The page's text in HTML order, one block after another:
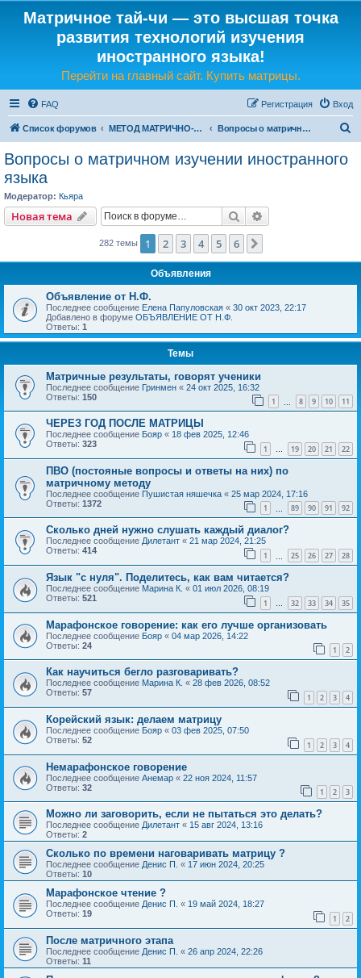
Матричное тай-чи — это высшая точка
развития технологий изучения
иностранного языка!
Перейти на главный сайт. Купить матрицы.
FAQ Вход
Регистрация
Список форумов МЕТОД МАТРИЧНО-ЯЗЫКОВОГО ТАЙ-ЧИ Вопросы о матричном изучении иностранного языка
Вопросы о матричном изучении иностранного
языка
Модератор: Кьяра
Новая тема Поиск
282 темы 1 2 3 4 5 6
Объявления
Объявление от Н.Ф.
Последнее сообщение Елена Папуловская « 30 окт 2023, 22:17
Добавлено в форуме ОБЪЯВЛЕНИЕ ОТ Н.Ф.
Ответы: 1
Темы
Матричные результаты, говорят ученики
Последнее сообщение Гринмен « 24 окт 2025, 16:32
Ответы: 150 1 8 9 10 11
ЧЕРЕЗ ГОД ПОСЛЕ МАТРИЦЫ
Последнее сообщение Бояр « 18 фев 2025, 12:46
Ответы: 323 1 … 19 20 21 22
ПВО (постояные вопросы и ответы на них) по
матричному методу
Последнее сообщение Пушистая няшечка « 25 мар 2024, 17:16
Ответы: 1372 1 89 90 91 92
Сколько дней нужно слушать каждый диалог?
Последнее сообщение Дилетант « 21 мар 2024, 21:25
Ответы: 414 1 25 26 27 28
Язык "с нуля". Поделитесь, как вам читается?
Последнее сообщение Марина К. « 01 июл 2026, 08:19
Ответы: 521 1 … 32 33 34 35
Марафонское говорение: как его лучше организовать
Последнее сообщение Бояр « 04 мар 2026, 14:22
Ответы: 24 1 2
Как научиться бегло разговаривать?
Последнее сообщение Марина К. « 28 фев 2026, 08:52
Ответы: 57 1 2 3 4
Корейский язык: делаем матрицу
Последнее сообщение Бояр « 03 фев 2025, 07:50
Ответы: 52 1 2 3 4
Немарафонское говорение
Последнее сообщение Анемар « 22 ноя 2024, 11:57
Ответы: 32 1 2 3
Можно ли заговорить, если не пытаться это делать?
Последнее сообщение Дилетант « 15 авг 2024, 13:16
Ответы: 2
Сколько по времени наговаривать матрицу ?
Последнее сообщение Денис П. « 17 июн 2024, 20:25
Ответы: 10
Марафонское чтение ?
Последнее сообщение Денис П. « 19 май 2024, 18:27
Ответы: 19 1 2
После матричного этапа
Последнее сообщение Денис П. « 26 апр 2024, 22:26
Ответы: 11